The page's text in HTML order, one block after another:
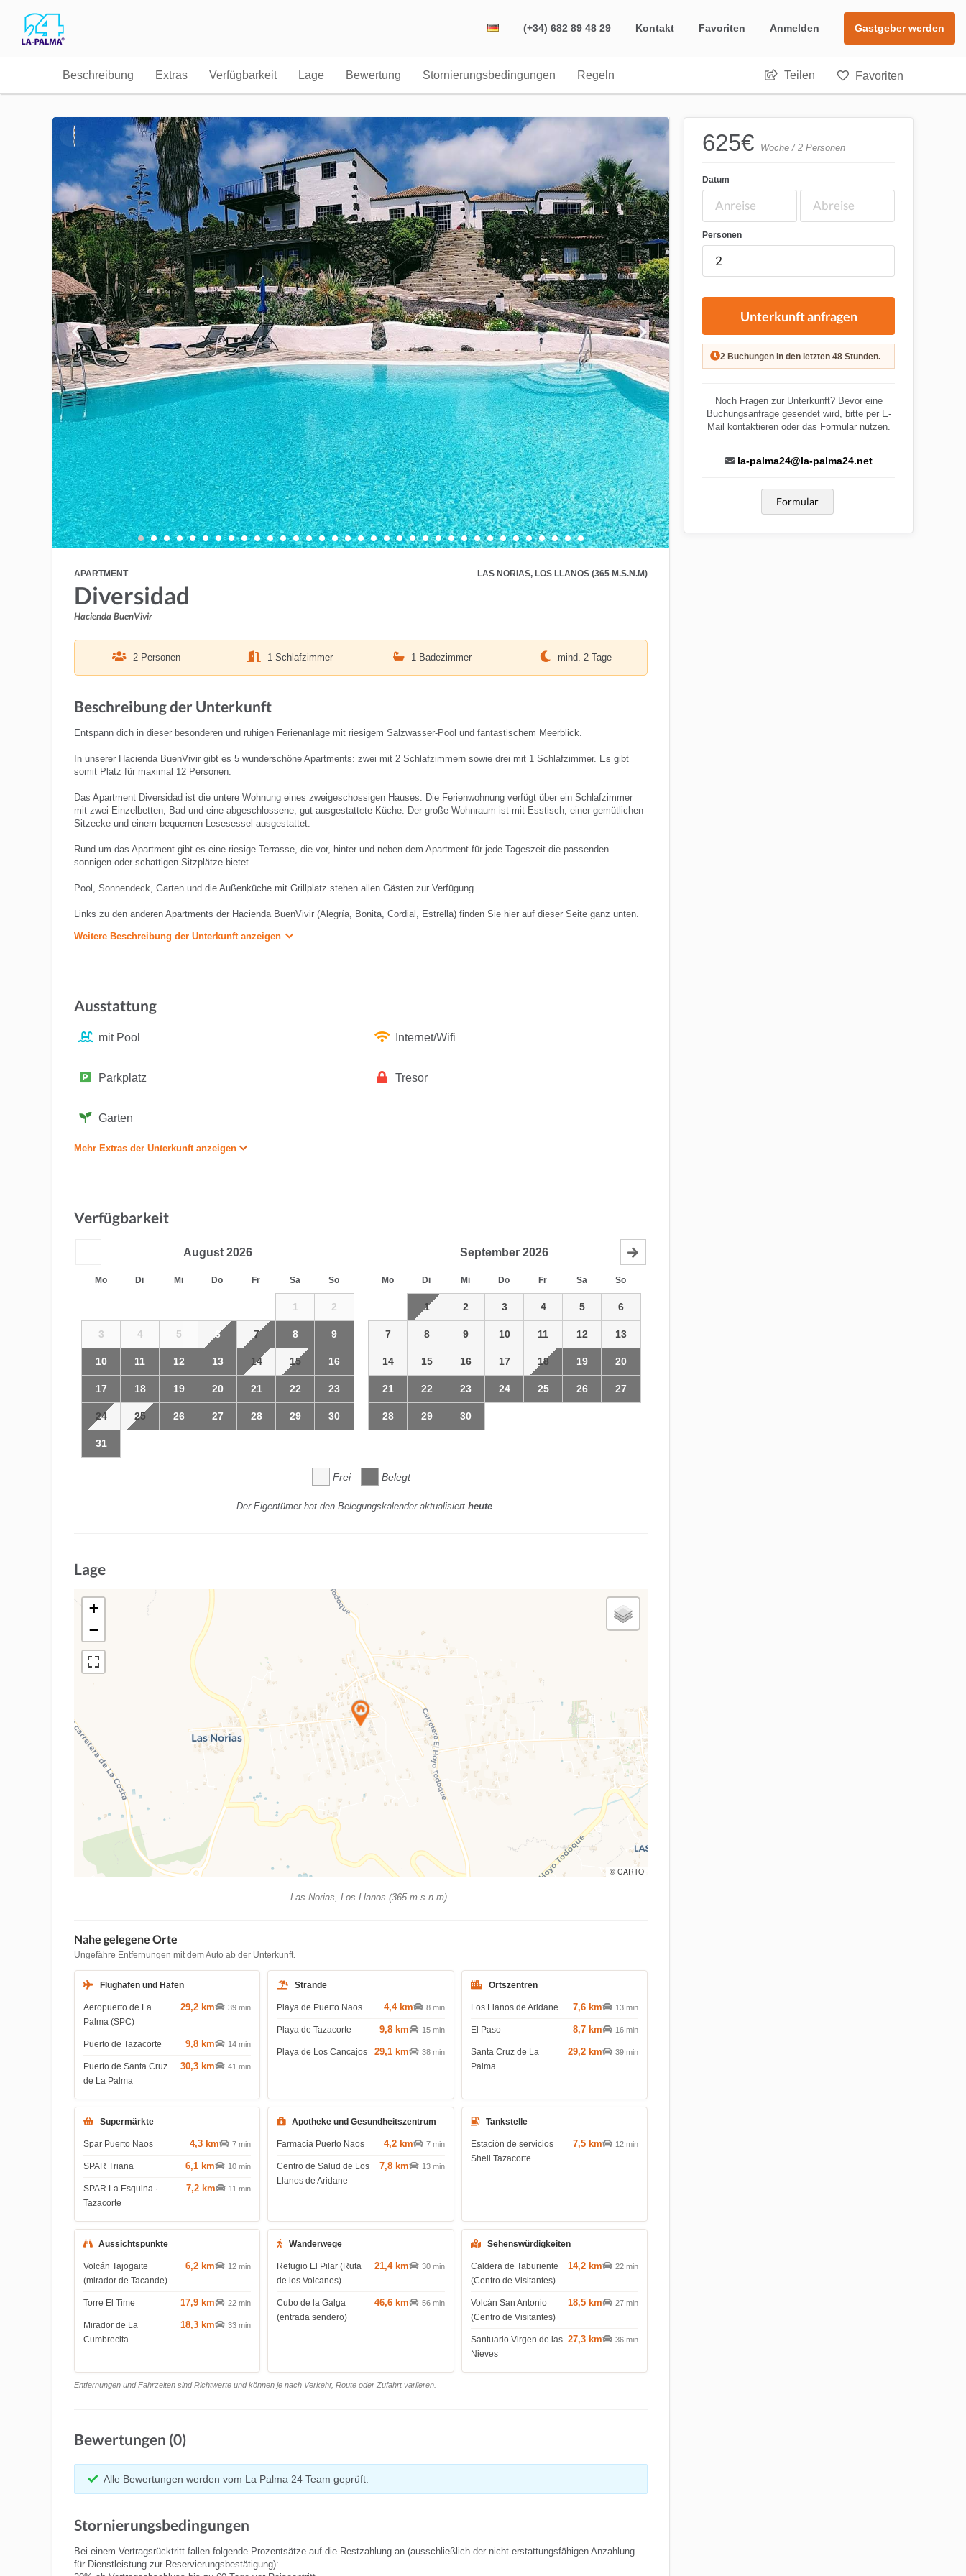
(+34) 682 89 48 29 Kontakt Favoriten Anmelden Gastgeber werden
Beschreibung Extras Verfügbarkeit Lage Bewertung Stornierungsbedingungen Regeln Teilen Favoriten
APARTMENT LAS NORIAS, LOS LLANOS (365 M.S.N.M)
Diversidad
Hacienda BuenVivir
2 Personen 1 Schlafzimmer 1 Badezimmer mind. 2 Tage
Beschreibung der Unterkunft
Entspann dich in dieser besonderen und ruhigen Ferienanlage mit riesigem Salzwasser-Pool und fantastischem Meerblick.
In unserer Hacienda BuenVivir gibt es 5 wunderschöne Apartments: zwei mit 2 Schlafzimmern sowie drei mit 1 Schlafzimmer. Es gibt
somit Platz für maximal 12 Personen.
Das Apartment Diversidad ist die untere Wohnung eines zweigeschossigen Hauses. Die Ferienwohnung verfügt über ein Schlafzimmer
mit zwei Einzelbetten, Bad und eine abgeschlossene, gut ausgestattete Küche. Der große Wohnraum ist mit Esstisch, einer gemütlichen
Sitzecke und einem bequemen Lesesessel ausgestattet.
Rund um das Apartment gibt es eine riesige Terrasse, die vor, hinter und neben dem Apartment für jede Tageszeit die passenden
sonnigen oder schattigen Sitzplätze bietet.
Pool, Sonnendeck, Garten und die Außenküche mit Grillplatz stehen allen Gästen zur Verfügung.
Links zu den anderen Apartments der Hacienda BuenVivir (Alegría, Bonita, Cordial, Estrella) finden Sie hier auf dieser Seite ganz unten.
Weitere Beschreibung der Unterkunft anzeigen
Ausstattung
mit Pool Internet/Wifi
Parkplatz Tresor
Garten
Mehr Extras der Unterkunft anzeigen
Verfügbarkeit
August 2026
Mo Di Mi Do Fr Sa So
1 2
3 4 5 6 7 8 9
10 11 12 13 14 15 16
17 18 19 20 21 22 23
24 25 26 27 28 29 30
31
September 2026
Mo Di Mi Do Fr Sa So
1 2 3 4 5 6
7 8 9 10 11 12 13
14 15 16 17 18 19 20
21 22 23 24 25 26 27
28 29 30
Frei Belegt
Der Eigentümer hat den Belegungskalender aktualisiert heute
Lage
+
−
© CARTO
Las Norias, Los Llanos (365 m.s.n.m)
Nahe gelegene Orte
Ungefähre Entfernungen mit dem Auto ab der Unterkunft.
Flughafen und Hafen
Aeropuerto de La
Palma (SPC)
29,2 km 39 min
Puerto de Tazacorte 9,8 km 14 min
Puerto de Santa Cruz
de La Palma
30,3 km 41 min
Strände
Playa de Puerto Naos 4,4 km 8 min
Playa de Tazacorte 9,8 km 15 min
Playa de Los Cancajos 29,1 km 38 min
Ortszentren
Los Llanos de Aridane 7,6 km 13 min
El Paso 8,7 km 16 min
Santa Cruz de La
Palma
29,2 km 39 min
Supermärkte
Spar Puerto Naos 4,3 km 7 min
SPAR Triana 6,1 km 10 min
SPAR La Esquina ·
Tazacorte
7,2 km 11 min
Apotheke und Gesundheitszentrum
Farmacia Puerto Naos 4,2 km 7 min
Centro de Salud de Los
Llanos de Aridane
7,8 km 13 min
Tankstelle
Estación de servicios
Shell Tazacorte
7,5 km 12 min
Aussichtspunkte
Volcán Tajogaite
(mirador de Tacande)
6,2 km 12 min
Torre El Time 17,9 km 22 min
Mirador de La
Cumbrecita
18,3 km 33 min
Wanderwege
Refugio El Pilar (Ruta
de los Volcanes)
21,4 km 30 min
Cubo de la Galga
(entrada sendero)
46,6 km 56 min
Sehenswürdigkeiten
Caldera de Taburiente
(Centro de Visitantes)
14,2 km 22 min
Volcán San Antonio
(Centro de Visitantes)
18,5 km 27 min
Santuario Virgen de las
Nieves
27,3 km 36 min
Entfernungen und Fahrzeiten sind Richtwerte und können je nach Verkehr, Route oder Zufahrt variieren.
Bewertungen (0)
Alle Bewertungen werden vom La Palma 24 Team geprüft.
Stornierungsbedingungen
Bei einem Vertragsrücktritt fallen folgende Prozentsätze auf die Restzahlung an (ausschließlich der nicht erstattungsfähigen Anzahlung
für Dienstleistung zur Reservierungsbestätigung):
625€ Woche / 2 Personen
Datum
Personen
Unterkunft anfragen
2 Buchungen in den letzten 48 Stunden.
Noch Fragen zur Unterkunft? Bevor eine
Buchungsanfrage gesendet wird, bitte per E-
Mail kontaktieren oder das Formular nutzen.
la-palma24@la-palma24.net
Formular